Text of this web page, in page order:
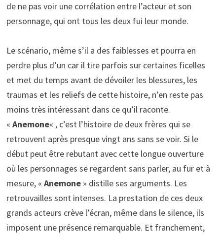
de ne pas voir une corrélation entre l’acteur et son
personnage, qui ont tous les deux fui leur monde.
Le scénario, même s’il a des faiblesses et pourra en
perdre plus d’un car il tire parfois sur certaines ficelles
et met du temps avant de dévoiler les blessures, les
traumas et les reliefs de cette histoire, n’en reste pas
moins très intéressant dans ce qu’il raconte.
« Anemone« , c’est l’histoire de deux frères qui se
retrouvent après presque vingt ans sans se voir. Si le
début peut être rebutant avec cette longue ouverture
où les personnages se regardent sans parler, au fur et à
mesure, « Anemone» distille ses arguments. Les
retrouvailles sont intenses. La prestation de ces deux
grands acteurs crève l’écran, même dans le silence, ils
imposent une présence remarquable. Et franchement,